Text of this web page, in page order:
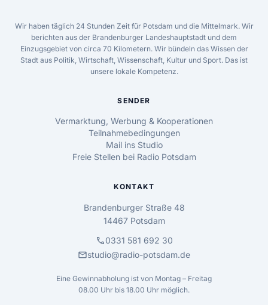
Wir haben täglich 24 Stunden Zeit für Potsdam und die Mittelmark. Wir
berichten aus der Brandenburger Landeshauptstadt und dem
Einzugsgebiet von circa 70 Kilometern. Wir bündeln das Wissen der
Stadt aus Politik, Wirtschaft, Wissenschaft, Kultur und Sport. Das ist
unsere lokale Kompetenz.
SENDER
Vermarktung, Werbung & Kooperationen
Teilnahmebedingungen
Mail ins Studio
Freie Stellen bei Radio Potsdam
KONTAKT
Brandenburger Straße 48
14467 Potsdam
call0331 581 692 30
mailstudio@radio-potsdam.de
Eine Gewinnabholung ist von Montag – Freitag
08.00 Uhr bis 18.00 Uhr möglich.